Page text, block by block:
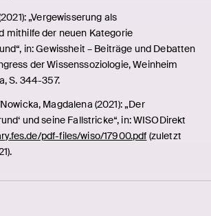
„Vergewisserung als
mithilfe der neuen Kategorie
in: Gewissheit – Beiträge und Debatten
der Wissenssoziologie, Weinheim
S. 344-357.
Magdalena (2021): „Der
und seine Fallstricke“, in: WISODirekt
pdf-files/wiso/17900.pdf (zuletzt